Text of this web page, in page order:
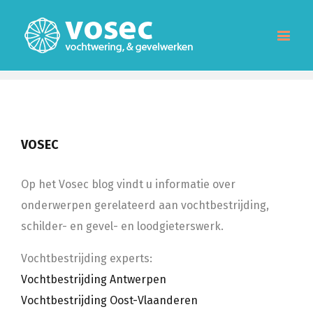
VOSEC
Op het Vosec blog vindt u informatie over
onderwerpen gerelateerd aan vochtbestrijding,
schilder- en gevel- en loodgieterswerk.
Vochtbestrijding experts:
Vochtbestrijding Antwerpen
Vochtbestrijding Oost-Vlaanderen